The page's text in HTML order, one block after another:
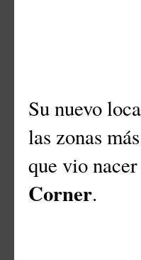
Su nuevo
las zonas
que vio
Corner.